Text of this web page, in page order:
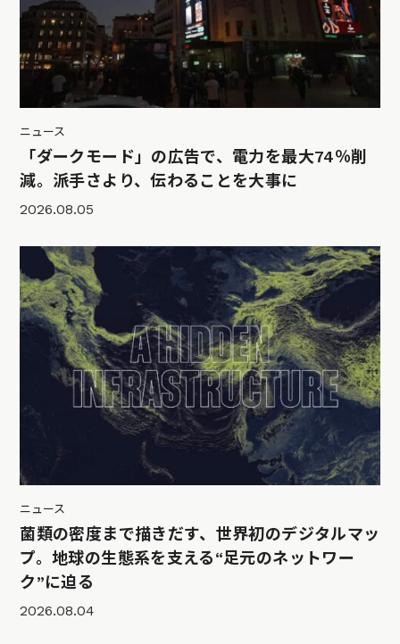
ニュース
「ダークモード」の広告で、電力を最大74％削
減。派手さより、伝わることを大事に
2026.08.05
ニュース
菌類の密度まで描きだす、世界初のデジタルマッ
プ。地球の生態系を支える“足元のネットワー
ク”に迫る
2026.08.04